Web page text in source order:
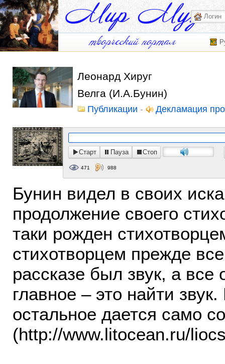
Леонард Хируг
Велга (И.А.Бунин)
Публикации - Декламация
Старт Пауза Стоп
471 988
Бунин видел в своих
продолжение своего
таки рожден
стихотворцем прежде
рассказе был звук, а все
главное – это найти
остальное дается само
(http://www.litocean.ru/